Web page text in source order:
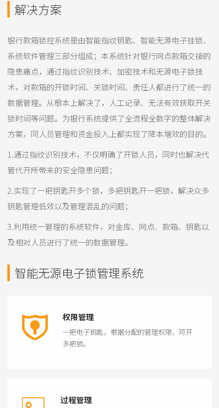
解决方案
银行款箱锁控系统是由智能指纹钥匙、智能无源电子挂锁、
系统软件管理三部分组成；本系统针对银行网点款箱交接的
隐患痛点，通过指纹识别技术、加密技术和无源电子锁技
术，对款箱的开锁时间、关锁时间、责任人都进行了统一的
数据管理。从根本上解决了，人工记录、无法有效获取开关
锁时间等问题。为银行系统提供了全流程全数字的整体解决
方案，同人员管理和资金投入上都实现了降本增效的目的。
1.通过指纹识别技术，不仅明确了开锁人员，同时也解决代
管代开所带来的安全隐患问题；
2.实现了一把钥匙开多个锁，多把钥匙开一把锁，解决众多
钥匙管理低效以及管理混乱的问题；
3.利用统一管理的系统软件，对金库、网点、款箱、钥匙以
及相对人员进行了统一的数据管理。
智能无源电子锁管理系统
权限管理
一把电子钥匙，根据分配的管理权限，可开
多把锁。
过程管理